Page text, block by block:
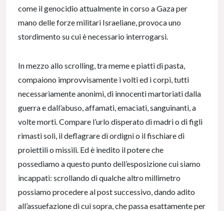
come il genocidio attualmente in corso a Gaza per
mano delle forze militari Israeliane, provoca uno
stordimento su cui è necessario interrogarsi.
In mezzo allo scrolling, tra meme e piatti di pasta,
compaiono improvvisamente i volti ed i corpi, tutti
necessariamente anonimi, di innocenti martoriati dalla
guerra e dall’abuso, affamati, emaciati, sanguinanti, a
volte morti. Compare l’urlo disperato di madri o di figli
rimasti soli, il deflagrare di ordigni o il fischiare di
proiettili o missili. Ed è inedito il potere che
possediamo a questo punto dell’esposizione cui siamo
incappati: scrollando di qualche altro millimetro
possiamo procedere al post successivo, dando adito
all’assuefazione di cui sopra, che passa esattamente per